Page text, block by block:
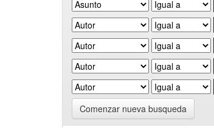
Comenzar nueva busqueda